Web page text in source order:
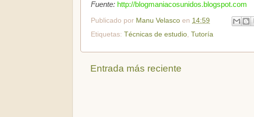
Fuente: http://blogmaniacosunidos.blogspot.com
Publicado por Manu Velasco en 14:59
Etiquetas: Técnicas de estudio Tutoría
Entrada más reciente